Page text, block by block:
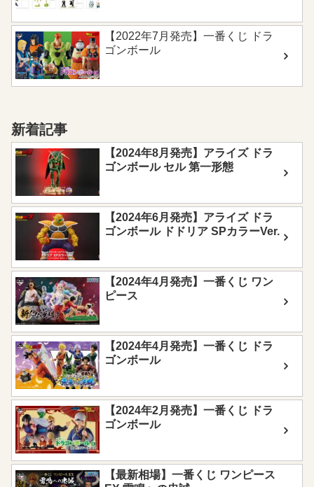
【2022年7月発売】一番くじ ドラ
ゴンボール
新着記事
【2024年8月発売】アライズ ドラ
ゴンボール セル 第一形態
【2024年6月発売】アライズ ドラ
ゴンボール ドドリア SPカラーVer.
【2024年4月発売】一番くじ ワン
ピース
【2024年4月発売】一番くじ ドラ
ゴンボール
【2024年2月発売】一番くじ ドラ
ゴンボール
【最新相場】一番くじ ワンピース